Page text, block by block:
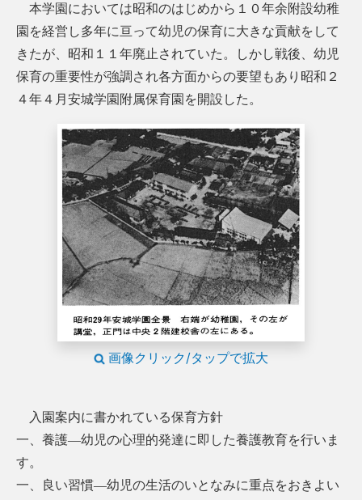
本学園においては昭和のはじめから１０年余附設幼稚
園を経営し多年に亘って幼児の保育に大きな貢献をして
きたが、昭和１１年廃止されていた。しかし戦後、幼児
保育の重要性が強調され各方面からの要望もあり昭和２
４年４月安城学園附属保育園を開設した。
画像クリック/タップで拡大
入園案内に書かれている保育方針
一、養護―幼児の心理的発達に即した養護教育を行いま
す。
一、良い習慣―幼児の生活のいとなみに重点をおきよい